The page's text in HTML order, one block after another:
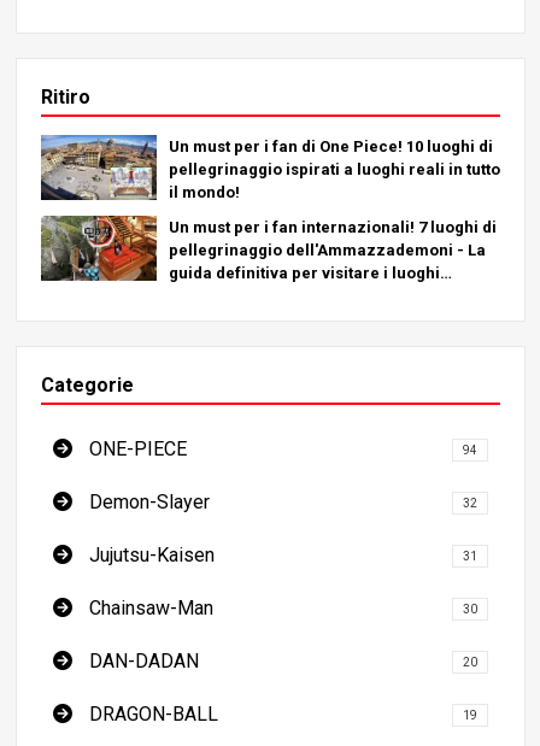
Ritiro
Un must per i fan di One Piece! 10 luoghi di
pellegrinaggio ispirati a luoghi reali in tutto
il mondo!
Un must per i fan internazionali! 7 luoghi di
pellegrinaggio dell'Ammazzademoni - La
guida definitiva per visitare i luoghi
Categorie
ONE-PIECE 94
Demon-Slayer 32
Jujutsu-Kaisen 31
Chainsaw-Man 30
DAN-DADAN 20
DRAGON-BALL 19